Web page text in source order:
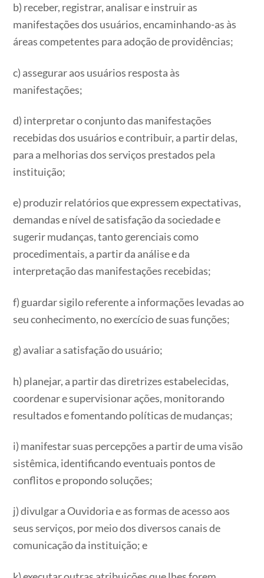
b) receber, registrar, analisar e instruir as
manifestações dos usuários, encaminhando-as às
áreas competentes para adoção de providências;
c) assegurar aos usuários resposta às
manifestações;
d) interpretar o conjunto das manifestações
recebidas dos usuários e contribuir, a partir delas,
para a melhorias dos serviços prestados pela
instituição;
e) produzir relatórios que expressem expectativas,
demandas e nível de satisfação da sociedade e
sugerir mudanças, tanto gerenciais como
procedimentais, a partir da análise e da
interpretação das manifestações recebidas;
f) guardar sigilo referente a informações levadas ao
seu conhecimento, no exercício de suas funções;
g) avaliar a satisfação do usuário;
h) planejar, a partir das diretrizes estabelecidas,
coordenar e supervisionar ações, monitorando
resultados e fomentando políticas de mudanças;
i) manifestar suas percepções a partir de uma visão
sistêmica, identificando eventuais pontos de
conflitos e propondo soluções;
j) divulgar a Ouvidoria e as formas de acesso aos
seus serviços, por meio dos diversos canais de
comunicação da instituição; e